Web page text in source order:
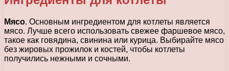
Мясо. Основным ингредиентом для котлеты является
мясо. Лучше всего использовать свежее фаршевое мясо,
такое как говядина, свинина или курица. Выбирайте мясо
без жировых прожилок и костей, чтобы котлеты
получились нежными и сочными.